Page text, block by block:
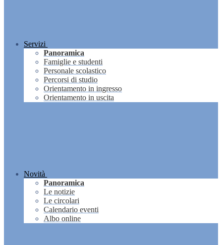
Servizi
Panoramica
Famiglie e studenti
Personale scolastico
Percorsi di studio
Orientamento in ingresso
Orientamento in uscita
Novità
Panoramica
Le notizie
Le circolari
Calendario eventi
Albo online